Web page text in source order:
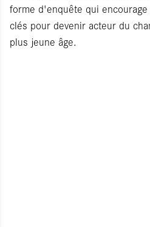
forme d'enquête qui
clés pour devenir acteur du
plus jeune âge.